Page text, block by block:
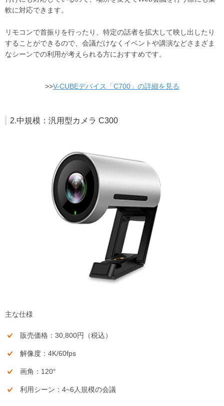
軟に対応できます。
リモコンで首振りを行ったり、特定の話者を拡大して映し出したり
することができるので、会議だけなくイベントや講演などさまざま
なシーンでの利用が考えられる方におすすめです。
>>V-CUBEデバイス「C700」の詳細を見る
2.中規模：汎用型カメラ C300
主な仕様
販売価格：30,800円（税込）
解像度：4K/60fps
画角：120°
利用シーン：4~6人規模の会議